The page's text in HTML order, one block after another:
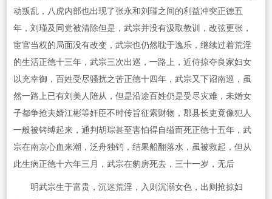
动叛乱，八虎内部也出现了张永和刘瑾之间的利益冲突正德五
年，刘瑾及同党被清除但是，武宗并没有汲取教训，改弦更张，
宦官当权的局面没有改变，武宗也仍然耽于逸乐，继续过着荒淫
的生活正德十三年，武宗三次出巡，一路上，近侍掠夺良家妇女
以充幸御，百姓受尽骚扰之苦正德十四年，武宗又下诏南巡，虽
然一路上已有刘美人陪从，但是沿途百姓仍是受尽灾难，未婚女
子都争抢夫婿江彬等奸臣不时传旨征索财物，郡县长吏竟像犯人
一般被铐缚起来，通判胡琮甚至害怕得自缢而死正德十五年，武
宗在南京心血来潮，泛舟独钓，结果船翻落水，虽被救起，但从
此生病正德十六年三月，武宗在豹房死去，三十一岁，无后
明武宗生于富贵，沉迷荒淫，入则沉溺女色，出则抢掠妇